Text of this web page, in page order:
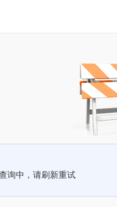
询中，请刷新重试